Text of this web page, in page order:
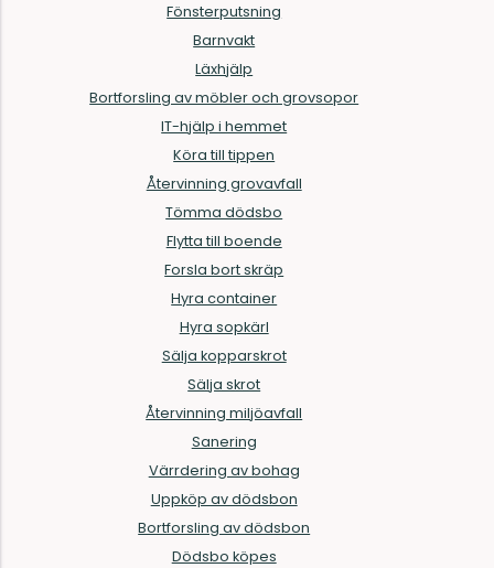
Fönsterputsning
Barnvakt
Läxhjälp
Bortforsling av möbler och grovsopor
IT-hjälp i hemmet
Köra till tippen
Återvinning grovavfall
Tömma dödsbo
Flytta till boende
Forsla bort skräp
Hyra container
Hyra sopkärl
Sälja kopparskrot
Sälja skrot
Återvinning miljöavfall
Sanering
Värrdering av bohag
Uppköp av dödsbon
Bortforsling av dödsbon
Dödsbo köpes